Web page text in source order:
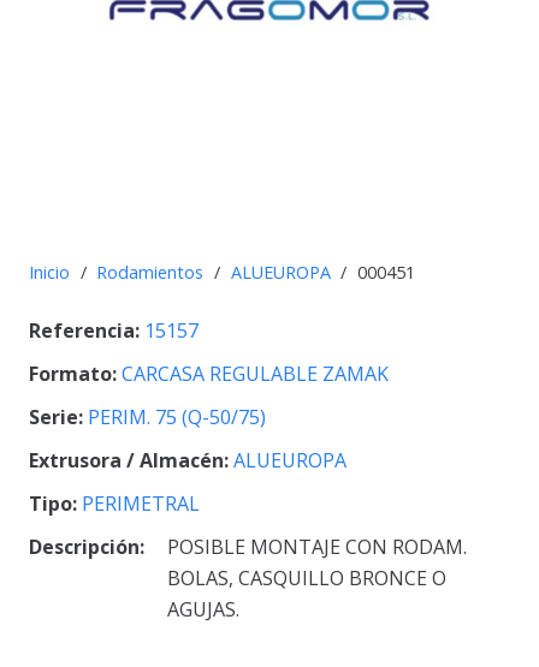
Inicio / Rodamientos / ALUEUROPA / 000451
Referencia: 15157
Formato:CARCASA REGULABLE ZAMAK
Serie: PERIM. 75 (Q-50/75)
Extrusora / Almacén:ALUEUROPA
Tipo: PERIMETRAL
Descripción:
POSIBLE MONTAJE CON RODAM.
BOLAS, CASQUILLO BRONCE O
AGUJAS.